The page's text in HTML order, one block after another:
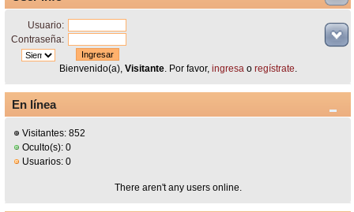
Usuario:
Contraseña:
Bienvenido(a), Visitante. Por favor, ingresao regístrate.
En línea
Visitantes: 852
Oculto(s): 0
Usuarios: 0
There aren't any users online.